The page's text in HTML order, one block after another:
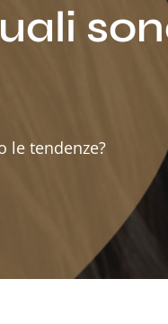
le tendenze?